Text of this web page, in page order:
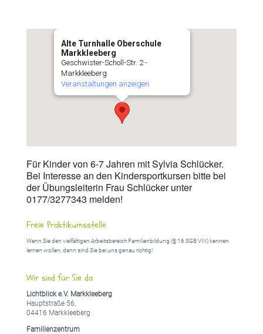
Alte Turnhalle Oberschule
Markkleeberg
Geschwister-Scholl-Str. 2 -
Markkleeberg
Veranstaltungen anzeigen
Für Kinder von 6-7 Jahren mit Sylvia Schlücker.
Bei Interesse an den Kindersportkursen bitte bei
der Übungsleiterin Frau Schlücker unter
0177/3277343 melden!
Freie Praktikumsstelle
Wenn Sie den vielfältigen Arbeitsbereich Familienbildung (§ 16 SGB VIII) kennen
lernen wollen, dann sind Sie bei uns genau richtig!
Wir sind für Sie da
Lichtblick e.V. Markkleeberg
Hauptstraße 56,
04416 Markkleeberg
Familienzentrum